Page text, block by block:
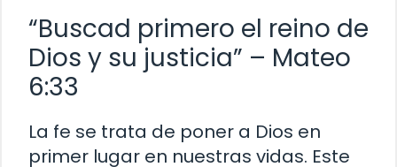
“Buscad primero el reino de
Dios y su justicia” – Mateo
6:33
La fe se trata de poner a Dios en
primer lugar en nuestras vidas. Este